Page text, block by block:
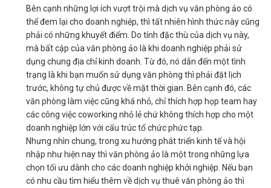
Bên cạnh những lợi ích vượt trội mà dịch vụ văn phòng ảo có
thể đem lại cho doanh nghiệp, thì tất nhiên hình thức này cũng
phải có những khuyết điểm. Do tính đặc thù của dịch vụ này,
mà bất cập của văn phòng ảo là khi doanh nghiệp phải sử
dụng chung địa chỉ kinh doanh. Từ đó, nó dẫn đến một tình
trạng là khi bạn muốn sử dụng văn phòng thì phải đặt lịch
trước, không tự chủ được về mặt thời gian. Bên cạnh đó, các
văn phòng làm việc cũng khá nhỏ, chỉ thích hợp họp team hay
các công việc coworking nhỏ lẻ chứ không thích hợp cho một
doanh nghiệp lớn với cấu trúc tổ chức phức tạp.
Nhưng nhìn chung, trong xu hướng phát triển kinh tế và hội
nhập như hiện nay thì văn phòng ảo là một trong những lựa
chọn tối ưu dành cho các doanh nghiệp khởi nghiệp. Nếu bạn
có nhu cầu tìm hiểu thêm về dịch vụ thuê văn phòng ảo thì